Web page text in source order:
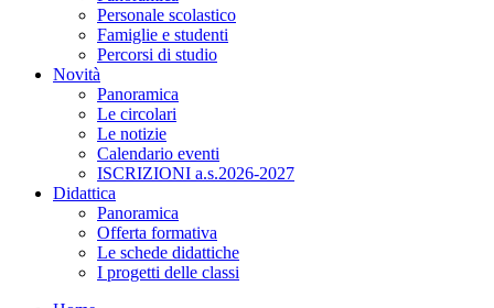
Personale scolastico
Famiglie e studenti
Percorsi di studio
Novità
Panoramica
Le circolari
Le notizie
Calendario eventi
ISCRIZIONI a.s.2026-2027
Didattica
Panoramica
Offerta formativa
Le schede didattiche
I progetti delle classi